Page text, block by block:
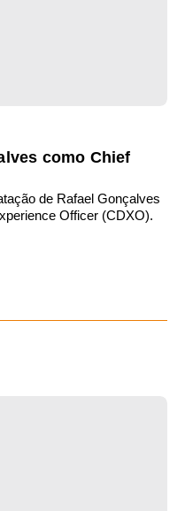
como Chief
de Rafael Gonçalves
Officer (CDXO).